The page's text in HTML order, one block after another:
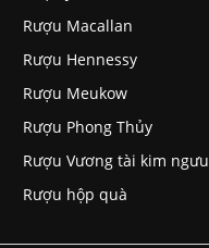
Rượu Macallan
Rượu Hennessy
Rượu Meukow
Rượu Phong Thủy
Rượu Vương tài kim ngưu
Rượu hộp quà